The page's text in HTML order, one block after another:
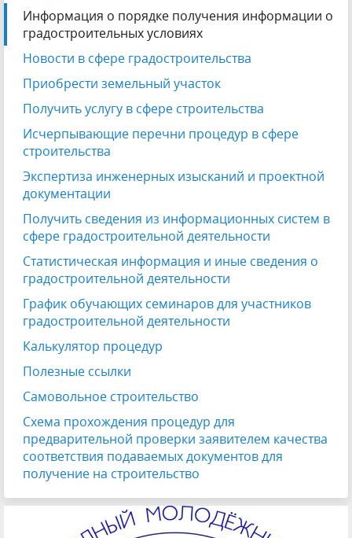
Информация о порядке получения информации о
градостроительных условиях
Новости в сфере градостроительства
Приобрести земельный участок
Получить услугу в сфере строительства
Исчерпывающие перечни процедур в сфере
строительства
Экспертиза инженерных изысканий и проектной
документации
Получить сведения из информационных систем в
сфере градостроительной деятельности
Статистическая информация и иные сведения о
градостроительной деятельности
График обучающих семинаров для участников
градостроительной деятельности
Калькулятор процедур
Полезные ссылки
Самовольное строительство
Схема прохождения процедур для
предварительной проверки заявителем качества
соответствия подаваемых документов для
получение на строительство